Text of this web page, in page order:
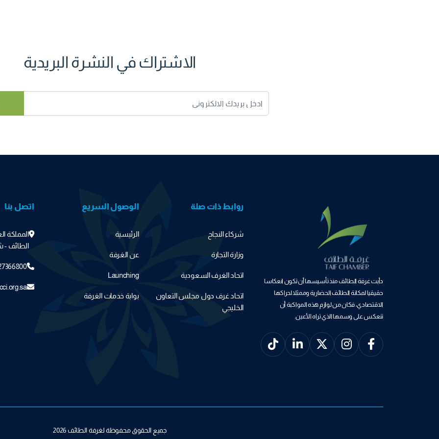
الاشتراك في النشرة البريدية
دأبت غرفة الطائف منذ تأسيسها أن تكون انعكاسا
حقيقيا لمكانة الطائف الحضارية وممثلا لحراكها
الاقتصادي، فكان من لوازم هذه المواكبة أن
تنعكس على وسمها الذي تراه الأعين.
روابط ذات صلة
شركاء النجاح
وزارة التجارة
اتحاد الغرف السعودية
اتحاد غرف دول مجلس التعاون
الخليجي
الوصول السريع
الرئيسية
عن الغرفة
Launching
بوابة خدمات الغرفة
اتصل بنا
المملكة
الطائف -
جميع الحقوق محفوظة لغرفة الطائف 2026